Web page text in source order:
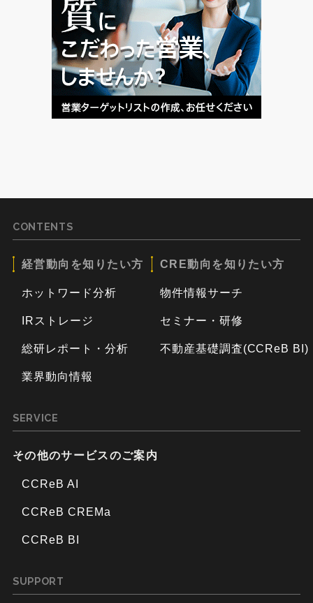
CONTENTS
経営動向を知りたい方
ホットワード分析
IRストレージ
総研レポート・分析
業界動向情報
CRE動向を知りたい方
物件情報サーチ
セミナー・研修
不動産基礎調査(CCReB BI)
SERVICE
その他のサービスのご案内
CCReB AI
CCReB CREMa
CCReB BI
SUPPORT